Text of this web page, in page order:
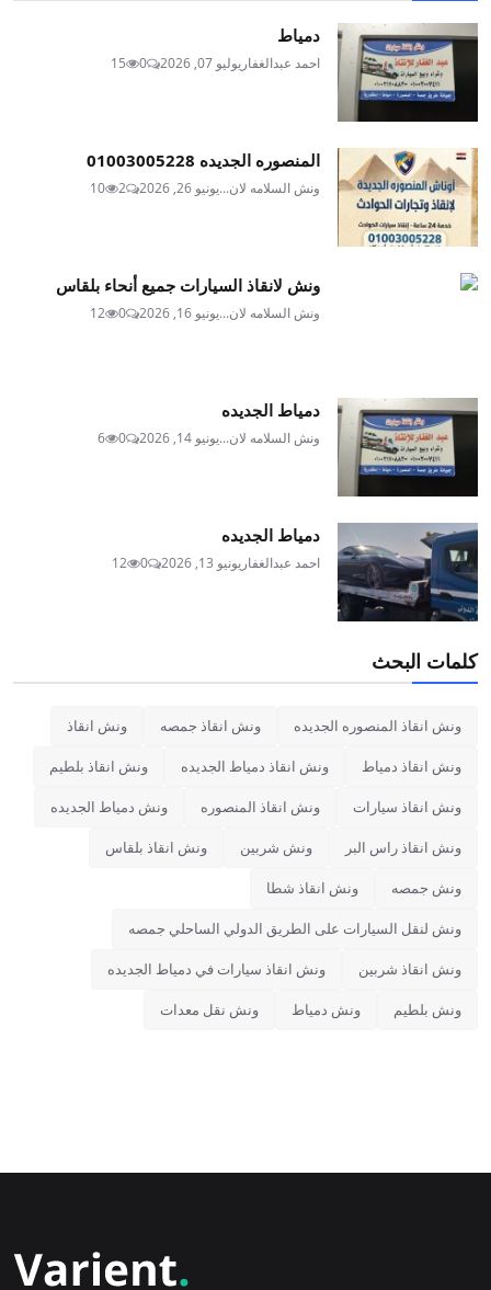
دمياط
احمد عبدالغفاريوليو 07, 2026 0
15
المنصوره الجديده 01003005228
ونش السلامه لان...يونيو 26, 2026 2
10
ونش لانقاذ السيارات جميع أنحاء بلقاس
ونش السلامه لان...يونيو 16, 2026 0
12
دمياط الجديده
ونش السلامه لان...يونيو 14, 2026 0
6
دمياط الجديده
احمد عبدالغفاريونيو 13, 2026 0
12
كلمات البحث
ونش انقاذ المنصوره الجديده ونش انقاذ جمصه ونش انقاذ
ونش انقاذ دمياط ونش انقاذ دمياط الجديده ونش انقاذ بلطيم
ونش انقاذ سيارات ونش انقاذ المنصوره ونش دمياط الجديده
ونش انقاذ راس البر ونش شربين ونش انقاذ بلقاس
ونش جمصه ونش انقاذ شطا
ونش لنقل السيارات على الطريق الدولي الساحلي جمصه
ونش انقاذ شربين ونش انقاذ سيارات في دمياط الجديده
ونش بلطيم ونش دمياط ونش نقل معدات